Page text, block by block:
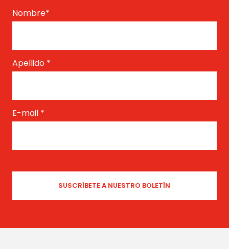
Nombre*
Apellido *
E-mail *